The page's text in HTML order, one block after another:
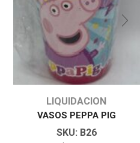
LIQUIDACION
VASOS PEPPA PIG
SKU: B26